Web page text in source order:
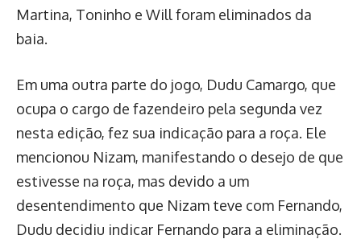
Martina, Toninho e Will foram eliminados da
baia.
Em uma outra parte do jogo, Dudu Camargo, que
ocupa o cargo de fazendeiro pela segunda vez
nesta edição, fez sua indicação para a roça. Ele
mencionou Nizam, manifestando o desejo de que
estivesse na roça, mas devido a um
desentendimento que Nizam teve com Fernando,
Dudu decidiu indicar Fernando para a eliminação.